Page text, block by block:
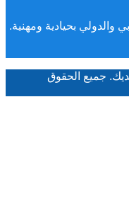
والدولي بحيادية ومهنية.
جميع الحقوق